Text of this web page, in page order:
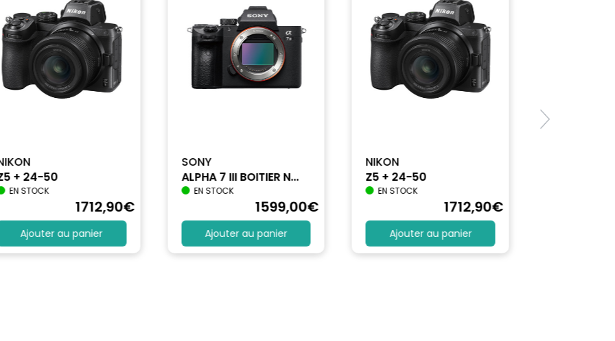
la connexion au réseau (W): 0.6
+ 24-50
EN STOCK
1712,90€
Ajouter au panier
SONY
ALPHA 7 III BOITIER N...
EN STOCK
1599,00€
Ajouter au panier
NIKON
Z5 + 24-50
EN STOCK
1712,90€
Ajouter au panier